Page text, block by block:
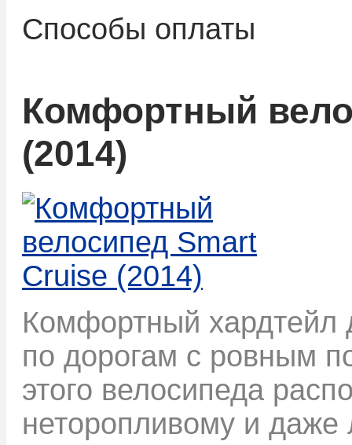
Способы оплаты
Комфортный
(2014)
Комфортный хардтейл
по дорогам с ровным
этого велосипеда
неторопливому и